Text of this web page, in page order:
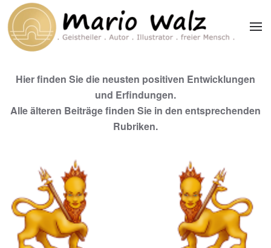
Zum Hauptinhalt springen
Hier finden Sie die neusten positiven Entwicklungen
und Erfindungen.
Alle älteren Beiträge finden Sie in den entsprechenden
Rubriken.